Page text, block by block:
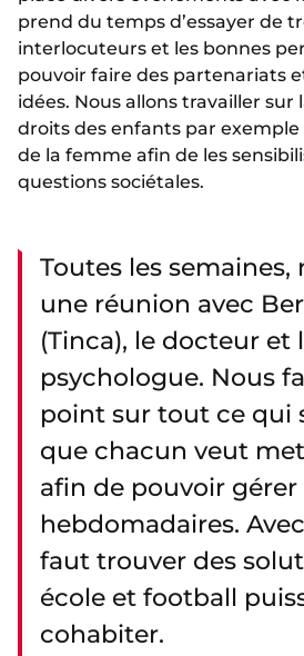
prend du temps d’essayer de
interlocuteurs et les bonnes
pouvoir faire des partenariats
idées. Nous allons travailler sur
droits des enfants par
de la femme afin de les
questions sociétales.
Toutes les semaines,
une réunion avec
(Tinca), le docteur et
psychologue. Nous
point sur tout ce qui
que chacun veut
afin de pouvoir
hebdomadaires.
faut trouver des
école et football
cohabiter.